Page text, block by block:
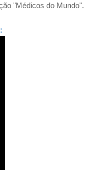
"Médicos do Mundo".